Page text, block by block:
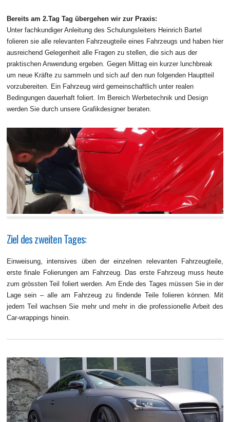
Bereits am 2.Tag Tag übergehen wir zur Praxis:
Unter fachkundiger Anleitung des Schulungsleiters Heinrich Bartel
folieren sie alle relevanten Fahrzeugteile eines Fahrzeugs und haben hier
ausreichend Gelegenheit alle Fragen zu stellen, die sich aus der
praktischen Anwendung ergeben. Gegen Mittag ein kurzer lunchbreak
um neue Kräfte zu sammeln und sich auf den nun folgenden Hauptteil
vorzubereiten. Ein Fahrzeug wird gemeinschaftlich unter realen
Bedingungen dauerhaft foliert. Im Bereich Werbetechnik und Design
werden Sie durch unsere Grafikdesigner beraten.
Ziel des zweiten Tages:
Einweisung, intensives üben der einzelnen relevanten Fahrzeugteile,
erste finale Folierungen am Fahrzeug. Das erste Fahrzeug muss heute
zum grössten Teil foliert werden. Am Ende des Tages müssen Sie in der
Lage sein – alle am Fahrzeug zu findende Teile folieren können. Mit
jedem Teil wachsen Sie mehr und mehr in die professionelle Arbeit des
Car-wrappings hinein.